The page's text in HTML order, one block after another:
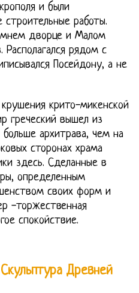
и были
работы.
дворце и Малом
рядом с
Посейдону, а не
крито-микенской
греческий вышел из
архитрава, чем на
сторонах храма
здесь. Сделанные в
определенным
своих форм и
-торжественная
спокойствие.
Древней